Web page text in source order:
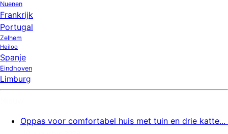
Nuenen
Frankrijk
Portugal
Zelhem
Heiloo
Spanje
Eindhoven
Limburg
Oppas voor comfortabel huis met tuin en drie katte...